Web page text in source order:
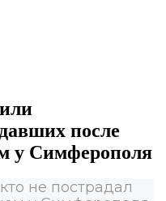
после
у Симферополя
не пострадал